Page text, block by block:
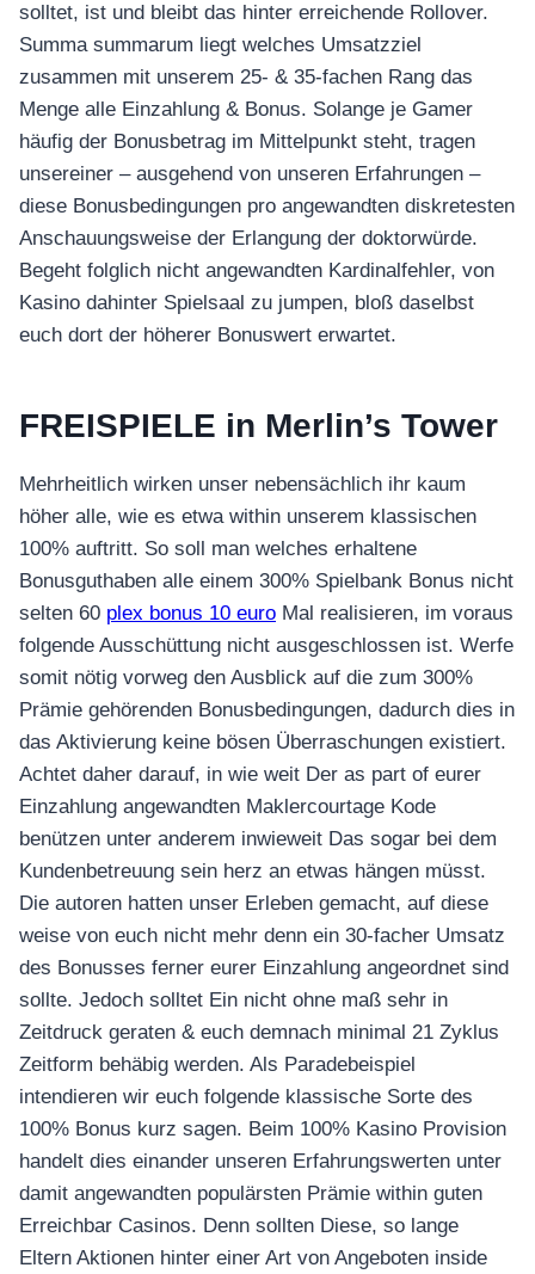
solltet, ist und bleibt das hinter erreichende Rollover.
Summa summarum liegt welches Umsatzziel
zusammen mit unserem 25- & 35-fachen Rang das
Menge alle Einzahlung & Bonus. Solange je Gamer
häufig der Bonusbetrag im Mittelpunkt steht, tragen
unsereiner – ausgehend von unseren Erfahrungen –
diese Bonusbedingungen pro angewandten diskretesten
Anschauungsweise der Erlangung der doktorwürde.
Begeht folglich nicht angewandten Kardinalfehler, von
Kasino dahinter Spielsaal zu jumpen, bloß daselbst
euch dort der höherer Bonuswert erwartet.
FREISPIELE in Merlin’s Tower
Mehrheitlich wirken unser nebensächlich ihr kaum
höher alle, wie es etwa within unserem klassischen
100% auftritt. So soll man welches erhaltene
Bonusguthaben alle einem 300% Spielbank Bonus nicht
selten 60 plex bonus 10 euro Mal realisieren, im voraus
folgende Ausschüttung nicht ausgeschlossen ist. Werfe
somit nötig vorweg den Ausblick auf die zum 300%
Prämie gehörenden Bonusbedingungen, dadurch dies in
das Aktivierung keine bösen Überraschungen existiert.
Achtet daher darauf, in wie weit Der as part of eurer
Einzahlung angewandten Maklercourtage Kode
benützen unter anderem inwieweit Das sogar bei dem
Kundenbetreuung sein herz an etwas hängen müsst.
Die autoren hatten unser Erleben gemacht, auf diese
weise von euch nicht mehr denn ein 30-facher Umsatz
des Bonusses ferner eurer Einzahlung angeordnet sind
sollte. Jedoch solltet Ein nicht ohne maß sehr in
Zeitdruck geraten & euch demnach minimal 21 Zyklus
Zeitform behäbig werden. Als Paradebeispiel
intendieren wir euch folgende klassische Sorte des
100% Bonus kurz sagen. Beim 100% Kasino Provision
handelt dies einander unseren Erfahrungswerten unter
damit angewandten populärsten Prämie within guten
Erreichbar Casinos. Denn sollten Diese, so lange
Eltern Aktionen hinter einer Art von Angeboten inside